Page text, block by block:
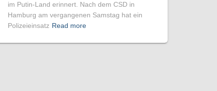
im Putin-Land erinnert. Nach dem CSD in
Hamburg am vergangenen Samstag hat ein
Polizeieinsatz Read more